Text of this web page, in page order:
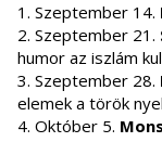
1. Szeptember 14.
2. Szeptember 21.
humor az iszlám
3. Szeptember 28.
elemek a török
4. Október 5.